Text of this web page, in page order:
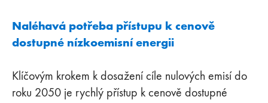
Naléhavá potřeba přístupu k cenově
dostupné nízkoemisní energii
Klíčovým krokem k dosažení cíle nulových emisí do
roku 2050 je rychlý přístup k cenově dostupné